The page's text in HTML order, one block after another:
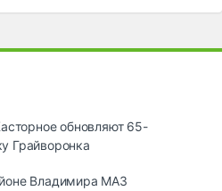
обновляют 65-
Грайворонка
Владимира МАЗ